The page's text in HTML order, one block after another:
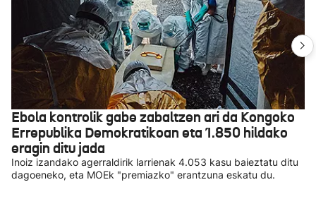
Ebola kontrolik gabe zabaltzen ari da Kongoko
Errepublika Demokratikoan eta 1.850 hildako
eragin ditu jada
Inoiz izandako agerraldirik larrienak 4.053 kasu baieztatu ditu
dagoeneko, eta MOEk "premiazko" erantzuna eskatu du.